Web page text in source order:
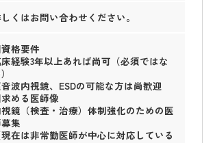
くはお問い合わせください。
格要件
経験3年以上あれば尚可（必須ではな
波内視鏡、ESDの可能な方は尚歓迎
める医師像
鏡（検査・治療）体制強化のための医
集
現在は非常勤医師が中心に対応している